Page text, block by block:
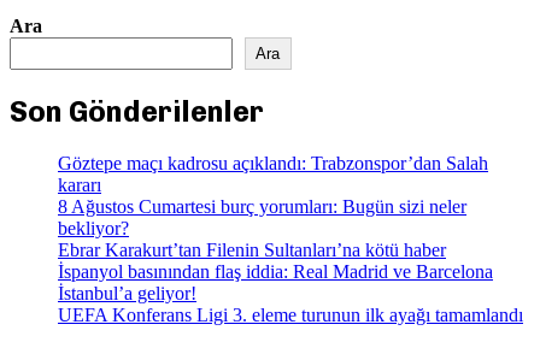
Ara
Ara
Son Gönderilenler
Göztepe maçı kadrosu açıklandı: Trabzonspor’dan Salah
kararı
8 Ağustos Cumartesi burç yorumları: Bugün sizi neler
bekliyor?
Ebrar Karakurt’tan Filenin Sultanları’na kötü haber
İspanyol basınından flaş iddia: Real Madrid ve Barcelona
İstanbul’a geliyor!
UEFA Konferans Ligi 3. eleme turunun ilk ayağı tamamlandı